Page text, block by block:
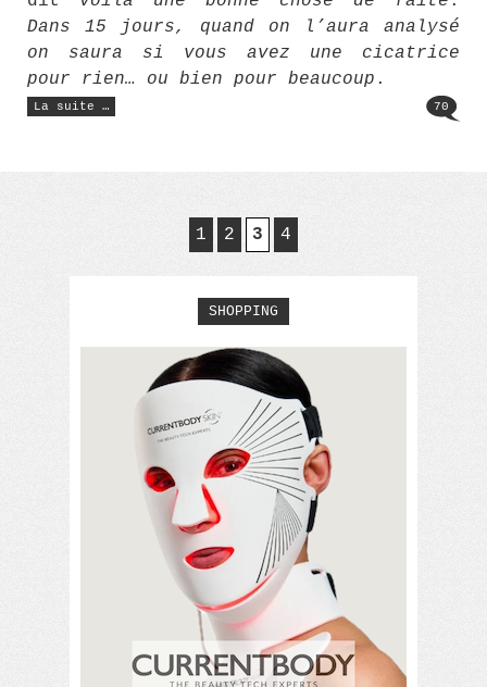
Dans 15 jours, quand on l’aura analysé
on saura si vous avez une cicatrice
pour rien… ou bien pour beaucoup .
La suite …
« Le
grain
70
1 2 3 4
SHOPPING